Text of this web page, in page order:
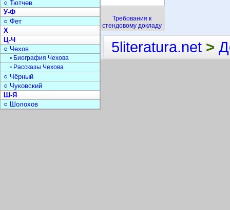
Требования к
стендовому докладу
○ Тютчев
У-Ф
○ Фет
Х
Ц-Ч
○ Чехов
▫ Биография Чехова
▫ Рассказы Чехова
○ Чёрный
○ Чуковский
Ш-Я
○ Шолохов
5literatura.net >